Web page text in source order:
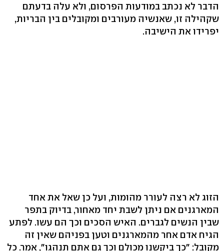
הדבר לא נכתב במודעות הפרסום, ולא עלה בדעתם
שקהילה זו, שאנשיה מעורבים ומקובלים בין הבריות,
יפרידו את הישיבה.
הזוג לא רצה לעורר מהומות, ועל כן שאל את אחד
המארגנים אם ניתן לשבת יחד מאחור, בדיוק בתפר
שבין הנשים לגברים. האיש הסכים וכך הם עשו. לפתע
הגיח אדם אחר מהמארגנים וטען בפניהם שאין זה
מקובל: "כך ביקשנו מכולם וכך גם אתם תנהגו", אמר. כל